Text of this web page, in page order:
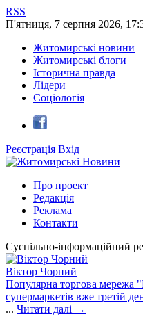
RSS
П'ятниця, 7 серпня 2026,
Житомирські новини
Житомирські блоги
Історична правда
Лідери
Соціологія
Реєстрація Вхід
Про проект
Редакція
Реклама
Контакти
Суспільно-інформаційний
Віктор Чорний
Популярна торгова мережа
супермаркетів вже третій
... Читати далі →